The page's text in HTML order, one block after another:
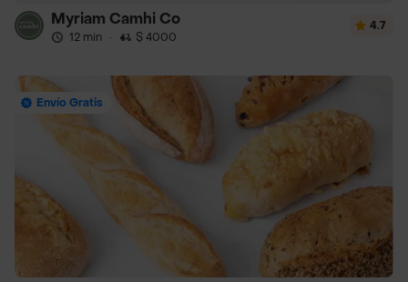
Myriam Camhi Co
12 min · $ 4000
4.7
Envío Gratis